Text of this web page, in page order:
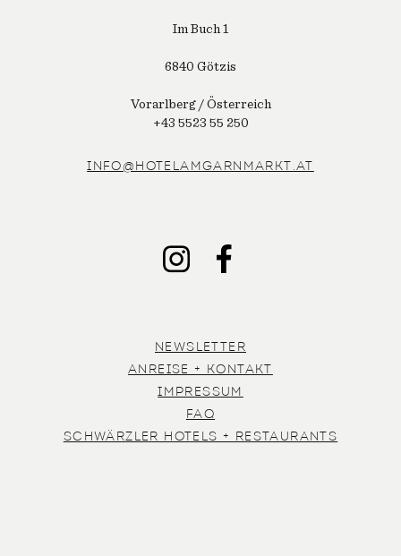
INSTAGRAM
Im Buch 1
6840 Götzis
Vorarlberg / Österreich
+43 5523 55 250
INFO@HOTELAMGARNMARKT.AT
NEWSLETTER
ANREISE + KONTAKT
IMPRESSUM
FAQ
SCHWÄRZLER HOTELS + RESTAURANTS